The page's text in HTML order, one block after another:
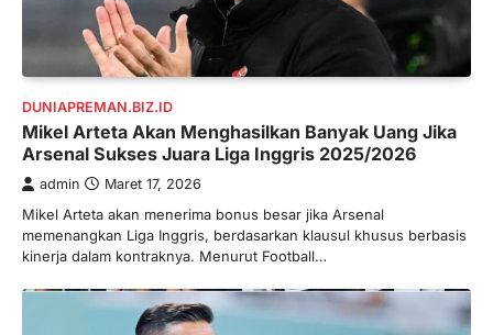
DUNIAPREMAN.BIZ.ID
Mikel Arteta Akan Menghasilkan Banyak Uang Jika
Arsenal Sukses Juara Liga Inggris 2025/2026
admin Maret 17, 2026
Mikel Arteta akan menerima bonus besar jika Arsenal
memenangkan Liga Inggris, berdasarkan klausul khusus berbasis
kinerja dalam kontraknya. Menurut Football…